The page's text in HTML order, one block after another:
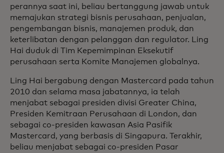
perannya saat ini, beliau bertanggung jawab untuk
memajukan strategi bisnis perusahaan, penjualan,
pengembangan bisnis, manajemen produk, dan
keterlibatan dengan pelanggan dan regulator. Ling
Hai duduk di Tim Kepemimpinan Eksekutif
perusahaan serta Komite Manajemen globalnya.
Ling Hai bergabung dengan Mastercard pada tahun
2010 dan selama masa jabatannya, ia telah
menjabat sebagai presiden divisi Greater China,
Presiden Kemitraan Perusahaan di London, dan
sebagai co-presiden kawasan Asia Pasifik
Mastercard, yang berbasis di Singapura. Terakhir,
beliau menjabat sebagai co-presiden Pasar